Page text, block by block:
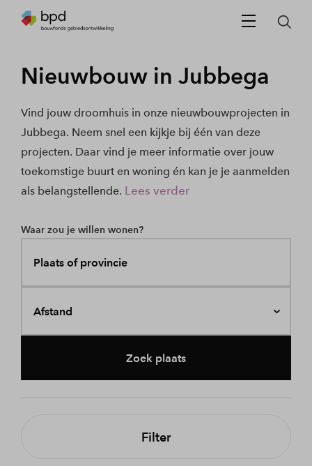
Nieuwbouw in Jubbega
Vind jouw droomhuis in onze nieuwbouwprojecten in
Jubbega. Neem snel een kijkje bij één van deze
projecten. Daar vind je meer informatie over jouw
toekomstige buurt en woning én kan je je aanmelden
als belangstellende. Lees verder
Waar zou je willen wonen?
Plaats of provincie
Afstand
Zoek plaats
Filter